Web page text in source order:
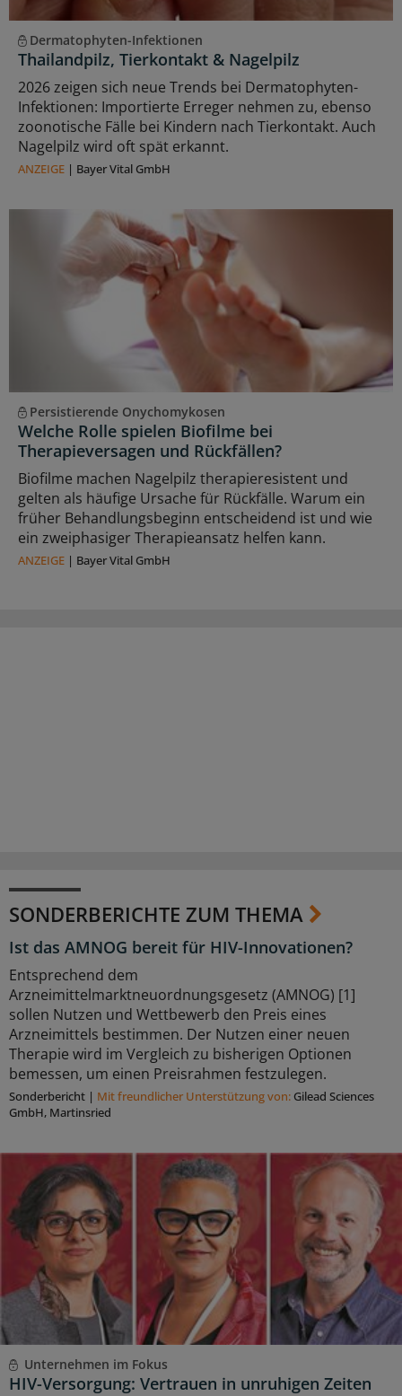
Dermatophyten-Infektionen
Thailandpilz, Tierkontakt & Nagelpilz
2026 zeigen sich neue Trends bei Dermatophyten-
Infektionen: Importierte Erreger nehmen zu, ebenso
zoonotische Fälle bei Kindern nach Tierkontakt. Auch
Nagelpilz wird oft spät erkannt.
ANZEIGE | Bayer Vital GmbH
Persistierende Onychomykosen
Welche Rolle spielen Biofilme bei
Therapieversagen und Rückfällen?
Biofilme machen Nagelpilz therapieresistent und
gelten als häufige Ursache für Rückfälle. Warum ein
früher Behandlungsbeginn entscheidend ist und wie
ein zweiphasiger Therapieansatz helfen kann.
ANZEIGE | Bayer Vital GmbH
SONDERBERICHTE ZUM THEMA
Ist das AMNOG bereit für HIV-Innovationen?
Entsprechend dem
Arzneimittelmarktneuordnungsgesetz (AMNOG) [1]
sollen Nutzen und Wettbewerb den Preis eines
Arzneimittels bestimmen. Der Nutzen einer neuen
Therapie wird im Vergleich zu bisherigen Optionen
bemessen, um einen Preisrahmen festzulegen.
Sonderbericht | Mit freundlicher Unterstützung von: Gilead Sciences
GmbH, Martinsried
Unternehmen im Fokus
HIV-Versorgung: Vertrauen in unruhigen Zeiten